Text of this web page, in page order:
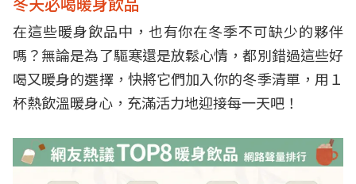
在這些暖身飲品中，也有你在冬季不可缺少的夥伴
嗎？無論是為了驅寒還是放鬆心情，都別錯過這些好
喝又暖身的選擇，快將它們加入你的冬季清單，用１
杯熱飲溫暖身心，充滿活力地迎接每一天吧！